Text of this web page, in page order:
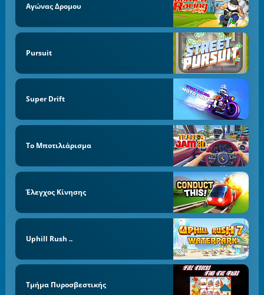
Αγώνας Δρομου
Pursuit
Super Drift
Το Μποτιλιάρισμα
Έλεγχος Κίνησης
Uphill Rush ..
Τμήμα Πυροσβεστικής